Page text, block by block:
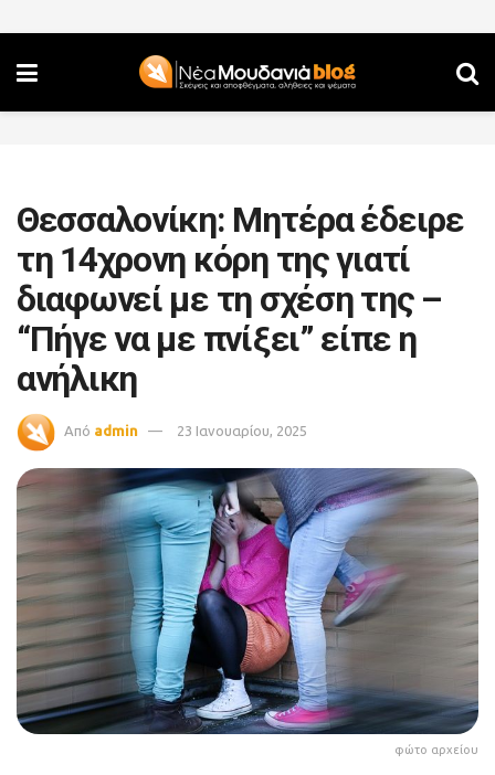
Θεσσαλονίκη: Μητέρα έδειρε
τη 14χρονη κόρη της γιατί
διαφωνεί με τη σχέση της –
“Πήγε να με πνίξει” είπε η
ανήλικη
Από admin 23 Ιανουαρίου, 2025
φώτο αρχείου